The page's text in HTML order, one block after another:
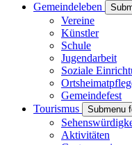
Gemeindeleben
Vereine
Künstler
Schule
Jugendarbeit
Soziale
Gemeindefest
Tourismus
Submenu
Aktivitäten